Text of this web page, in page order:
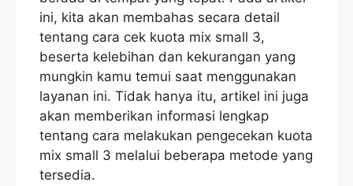
ini, kita akan membahas secara detail
tentang cara cek kuota mix small 3,
beserta kelebihan dan kekurangan yang
mungkin kamu temui saat menggunakan
layanan ini. Tidak hanya itu, artikel ini juga
akan memberikan informasi lengkap
tentang cara melakukan pengecekan kuota
mix small 3 melalui beberapa metode yang
tersedia.